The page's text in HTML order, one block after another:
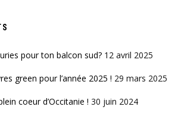
pour ton balcon sud? 12 avril 2025
green pour l’année 2025 ! 29 mars 2025
coeur d’Occitanie ! 30 juin 2024